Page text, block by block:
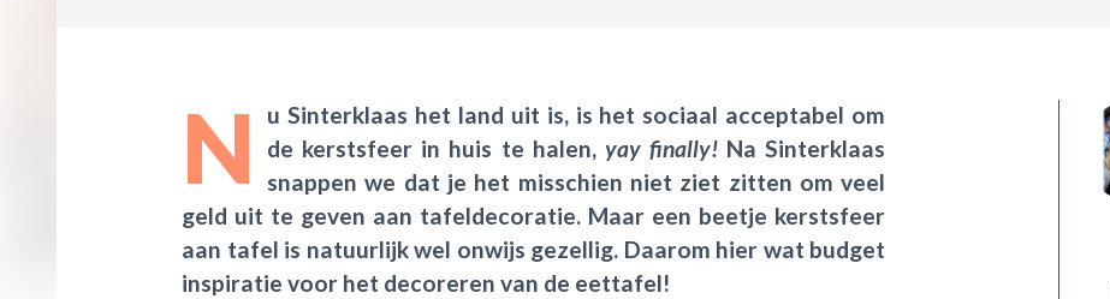
N
u Sinterklaas het land uit is, is het sociaal acceptabel om
de kerstsfeer in huis te halen, yay finally!Na Sinterklaas
snappen we dat je het misschien niet ziet zitten om veel
geld uit te geven aan tafeldecoratie. Maar een beetje kerstsfeer
aan tafel is natuurlijk wel onwijs gezellig. Daarom hier wat budget
inspiratie voor het decoreren van de eettafel!